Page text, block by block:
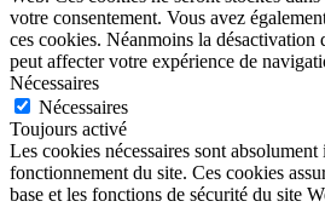
votre consentement. Vous avez
ces cookies. Néanmoins la désactivation
peut affecter votre expérience de
Nécessaires
Nécessaires
Toujours activé
Les cookies nécessaires sont
fonctionnement du site. Ces cookies
base et les fonctions de sécurité du site